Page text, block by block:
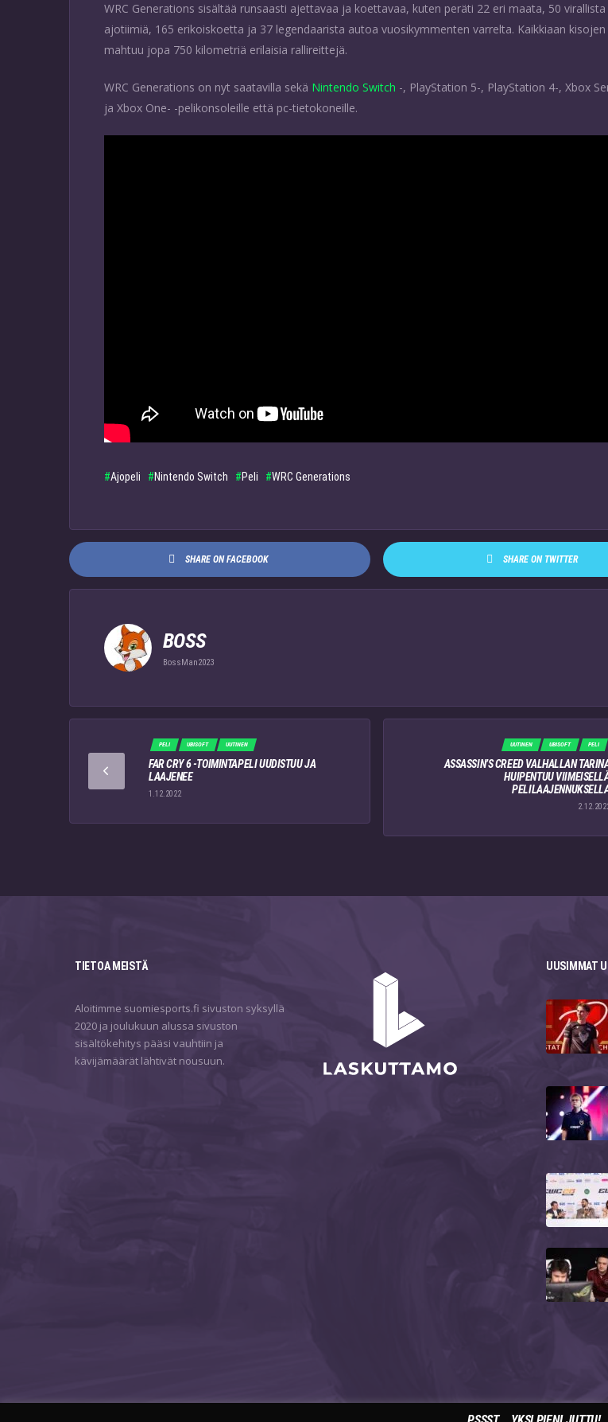
WRC Generations sisältää runsaasti ajettavaa ja koettavaa, kuten peräti 22 eri maata, 50 virallista
ajotiimiä, 165 erikoiskoetta ja 37 legendaarista autoa vuosikymmenten varrelta. Kaikkiaan kisojen
mahtuu jopa 750 kilometriä erilaisia rallireittejä.
WRC Generations on nyt saatavilla sekä Nintendo Switch -, PlayStation 5-, PlayStation 4-, Xbox
ja Xbox One- -pelikonsoleille että pc-tietokoneille.
Ajopeli Nintendo Switch Peli WRC Generations
SHARE ON FACEBOOK SHARE ON TWITTER
BOSS
BossMan2023
PELI UBISOFT UUTINEN
FAR CRY 6 -TOIMINTAPELI UUDISTUU JA
LAAJENEE
1.12.2022
PELI
UBISOFT
UUTINEN
ASSASSIN’S CREED VALHALLAN
HUIPENTUU
TIETOA MEISTÄ
Aloitimme suomiesports.fi sivuston syksyllä
2020 ja joulukuun alussa sivuston
sisältökehitys pääsi vauhtiin ja
kävijämäärät lähtivät nousuun.
UUSIMMAT